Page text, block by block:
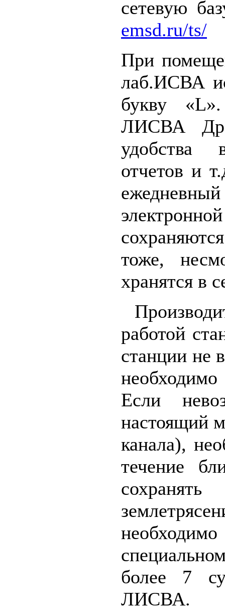
сетевую
emsd.ru/ts/
При
лаб.ИСВА
букву
ЛИСВА
удобства
отчетов и
тоже,
хранятся в
работой
станции не
Если
настоящий
канала),
течение
более 7
ЛИСВА.